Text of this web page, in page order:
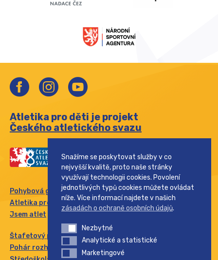
Atletika pro děti je projekt
Českého atletického svazu
Pohybová gramotnost
Atletika pro rodinu
Jsem atlet
Štafetový pohár
Pohár rozhlasu
Snažíme se poskytovat služby v co
nejvyšší kvalitě, proto naše stránky
využívají technologii cookies. Povolení
jednotlivých typů cookies můžete ovládat
níže. Více informací najdete v našich
zásadách o ochraně osobních údajů.
NezbytnéNezbytné
Analytické a statistické
Analytické a statistické
MarketingovéMarketingové